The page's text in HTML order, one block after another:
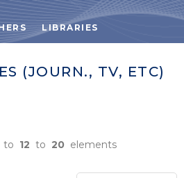
LIBRARIES
(JOURN., TV, ETC)
to 12 to 20 elements